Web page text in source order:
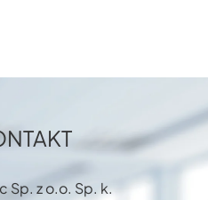
Sp. z o.o. Sp. k.